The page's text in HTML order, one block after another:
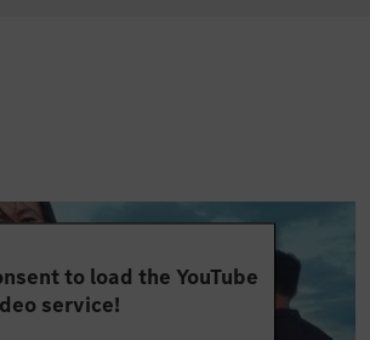
to load the YouTube
service!